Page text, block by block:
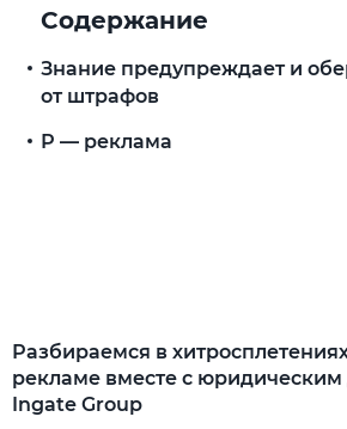
Разбираемся в
рекламе вместе с
Ingate Group
Содержание
Знание предупреждает и
от штрафов
Р — реклама